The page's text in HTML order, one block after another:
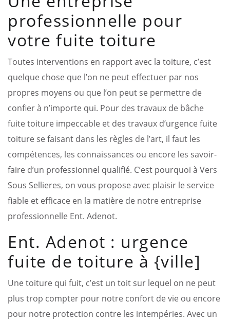
professionnelle pour
votre fuite toiture
Toutes interventions en rapport avec la toiture, c’est
quelque chose que l’on ne peut effectuer par nos
propres moyens ou que l’on peut se permettre de
confier à n’importe qui. Pour des travaux de bâche
fuite toiture impeccable et des travaux d’urgence fuite
toiture se faisant dans les règles de l’art, il faut les
compétences, les connaissances ou encore les savoir-
faire d’un professionnel qualifié. C’est pourquoi à Vers
Sous Sellieres, on vous propose avec plaisir le service
fiable et efficace en la matière de notre entreprise
professionnelle Ent. Adenot.
Ent. Adenot : urgence
fuite de toiture à {ville]
Une toiture qui fuit, c’est un toit sur lequel on ne peut
plus trop compter pour notre confort de vie ou encore
pour notre protection contre les intempéries. Avec un